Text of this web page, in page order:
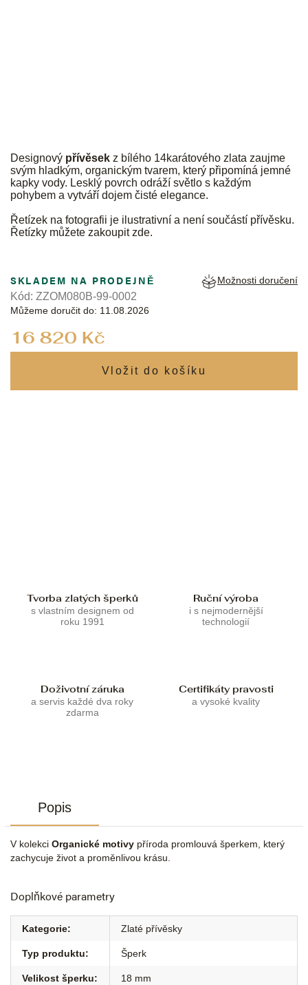
Designový přívěsek z bílého 14karátového zlata zaujme
svým hladkým, organickým tvarem, který připomíná jemné
kapky vody. Lesklý povrch odráží světlo s každým
pohybem a vytváří dojem čisté elegance.
Řetízek na fotografii je ilustrativní a není součástí přívěsku.
Řetízky můžete zakoupitzde.
16 820 Kč
SKLADEM NA PRODEJNĚ
Můžeme doručit do: 11.08.2026
Možnosti doručení
Kód: ZZOM080B-99-0002
Tvorba zlatých šperků
s vlastním designem od
roku 1991
Ruční výroba
i s nejmodernější
technologií
Doživotní záruka
a servis každé dva roky
zdarma
Certifikáty pravosti
a vysoké kvality
Popis
V kolekci Organické motivy příroda promlouvá šperkem, který
zachycuje život a proměnlivou krásu.
Doplňkové parametry
Kategorie: Zlaté přívěsky
Typ produktu: Šperk
Velikost šperku: 18 mm